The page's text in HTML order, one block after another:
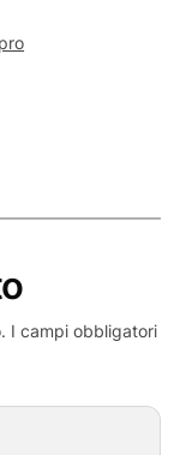
I campi obbligatori